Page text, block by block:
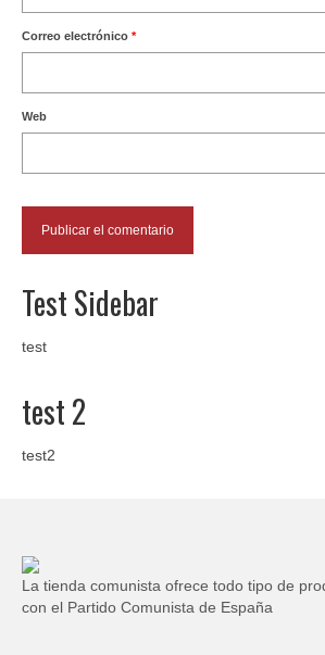
Correo electrónico *
Web
Test Sidebar
test
test 2
test2
La tienda comunista ofrece todo tipo de
con el Partido Comunista de España